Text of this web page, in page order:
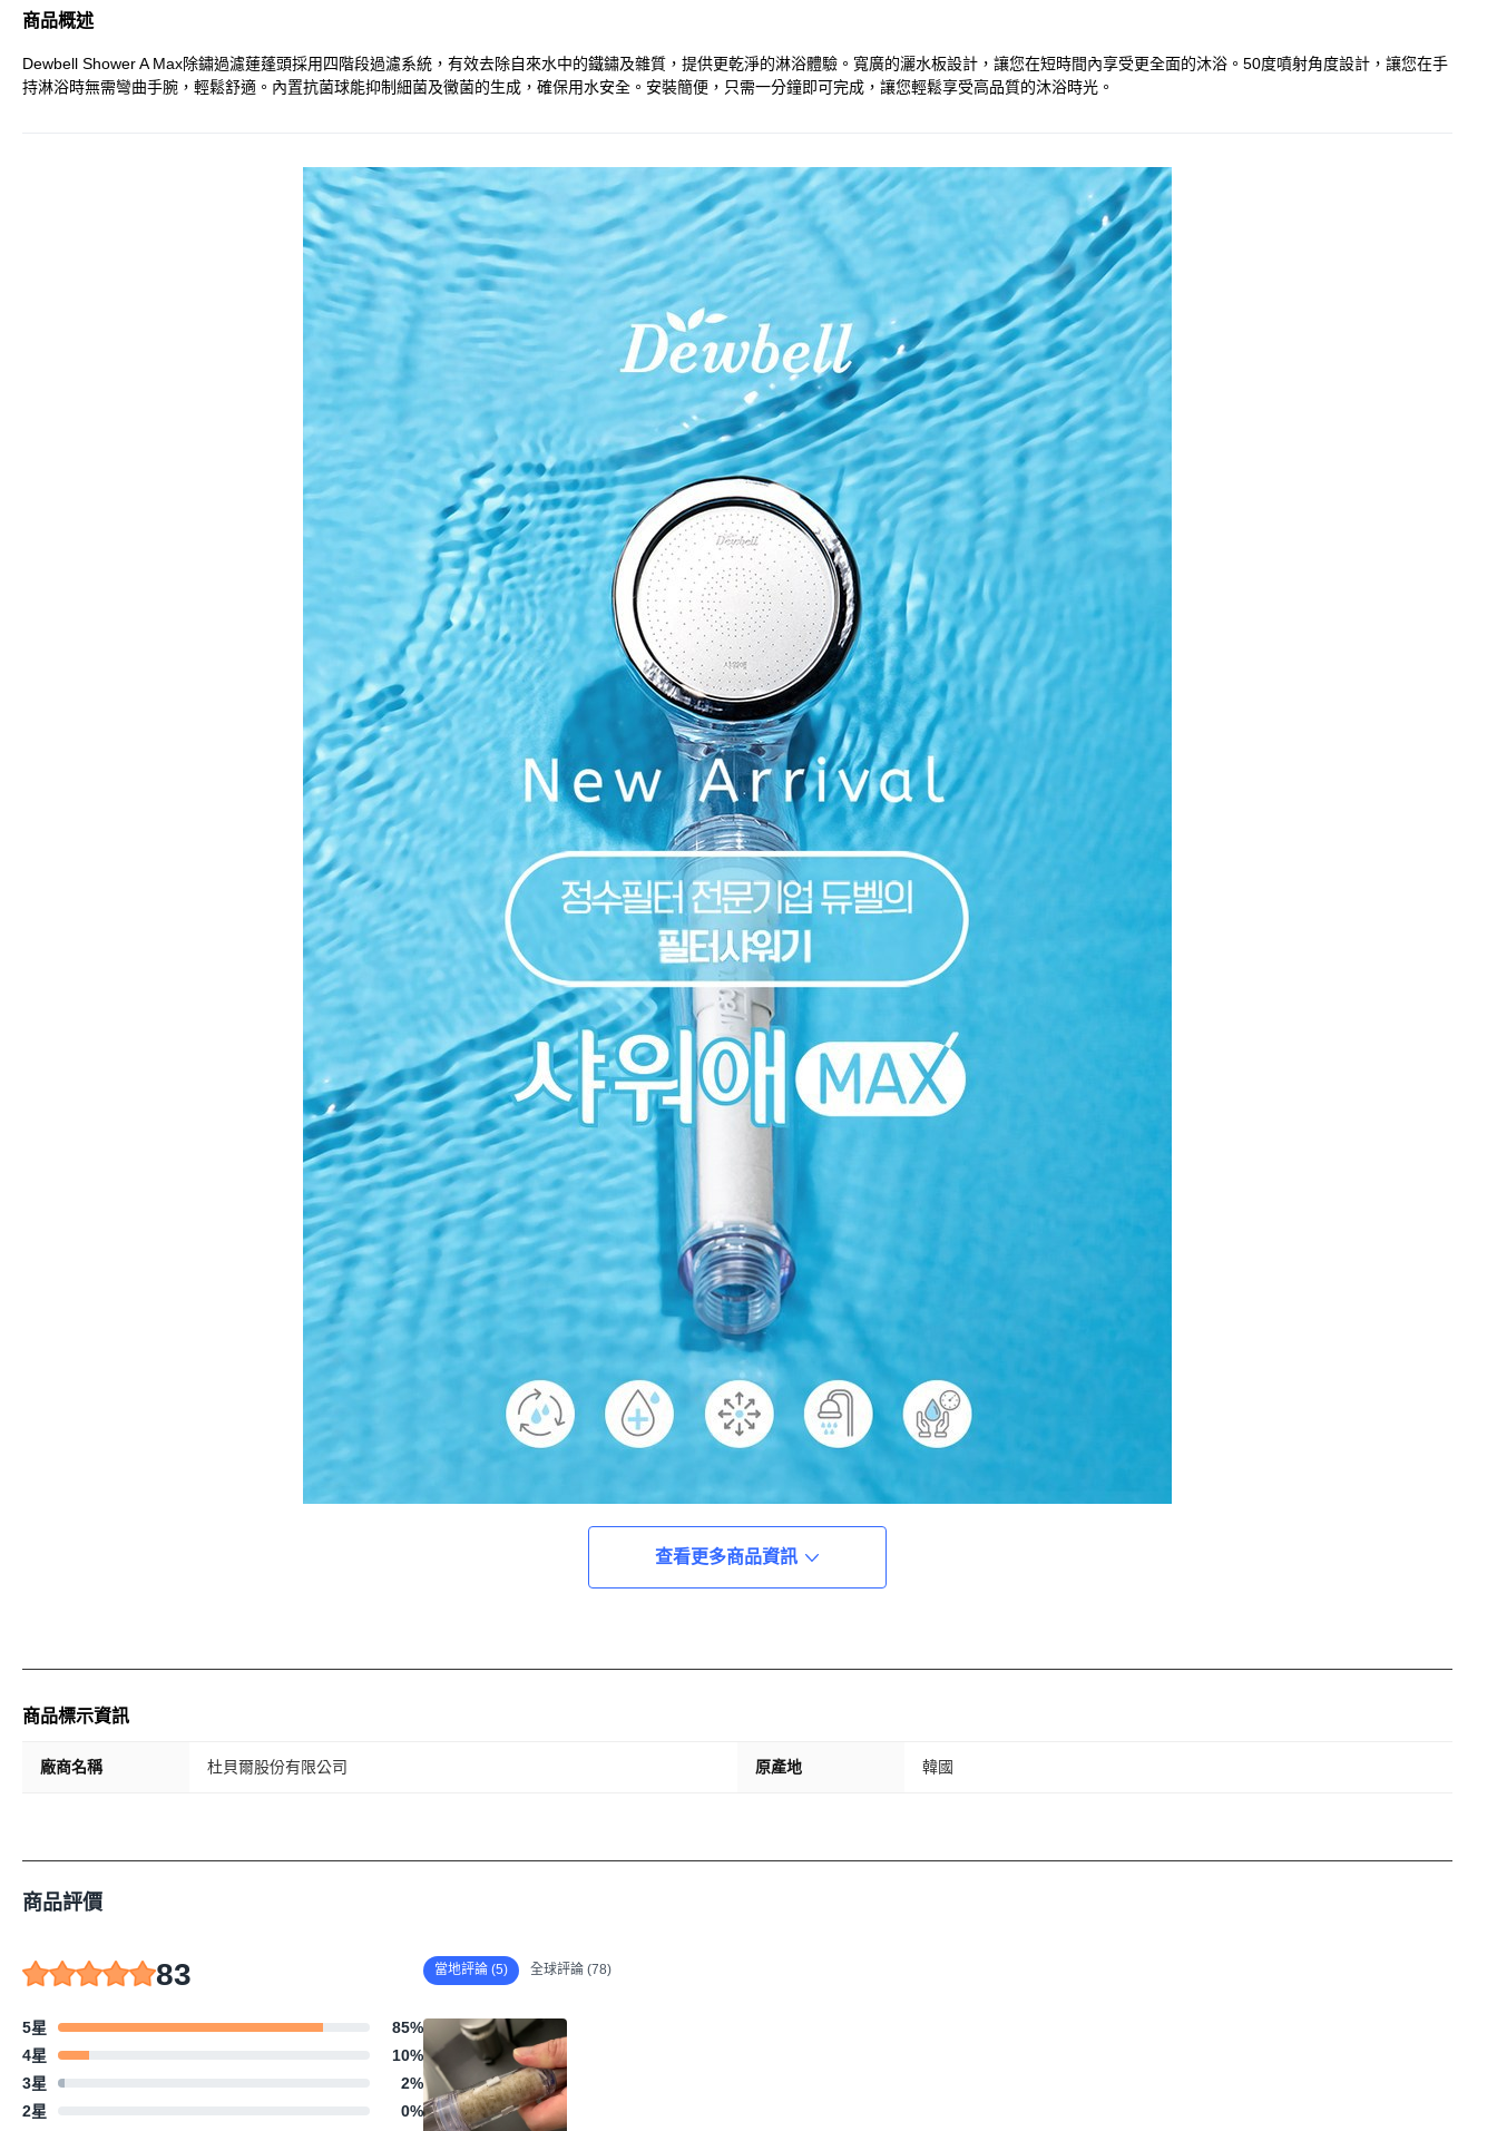
商品概述
Dewbell Shower A Max除鏽過濾蓮蓬頭採用四階段過濾系統，有效去除自來水中的鐵鏽及雜質，提供更乾淨的淋浴體驗。寬廣的灑水板設計，讓您在短時間內享受更全面的沐浴。50度噴射角度設計，讓您在手
持淋浴時無需彎曲手腕，輕鬆舒適。內置抗菌球能抑制細菌及黴菌的生成，確保用水安全。安裝簡便，只需一分鐘即可完成，讓您輕鬆享受高品質的沐浴時光。
查看更多商品資訊
商品標示資訊
廠商名稱 杜貝爾股份有限公司 原產地 韓國
商品評價
83
5星 85%
4星
10%
3星
2%
2星
0%
當地評論 (5) 全球評論 (78)